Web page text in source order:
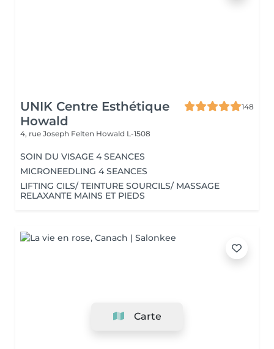
UNIK Centre Esthétique
Howald
148
4, rue Joseph Felten Howald L-1508
SOIN DU VISAGE 4 SEANCES
MICRONEEDLING 4 SEANCES
LIFTING CILS/ TEINTURE SOURCILS/ MASSAGE
RELAXANTE MAINS ET PIEDS
Carte